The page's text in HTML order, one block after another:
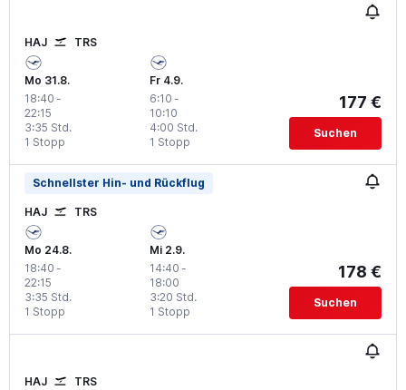
HAJ TRS
Mo 31.8.
18:40 -
22:15
1 Stopp
3:35 Std.
Fr 4.9.
6:10 -
10:10
1 Stopp
4:00 Std.
177 €
Suchen
Schnellster Hin- und Rückflug
HAJ TRS
Mo 24.8.
18:40 -
22:15
1 Stopp
3:35 Std.
Mi 2.9.
14:40 -
18:00
1 Stopp
3:20 Std.
178 €
Suchen
HAJ TRS